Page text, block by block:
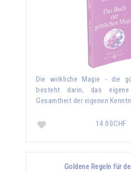
Die wirkliche Magie - die
besteht darin, das
Gesamtheit der eigenen
14.00CHF
Goldene Regeln für